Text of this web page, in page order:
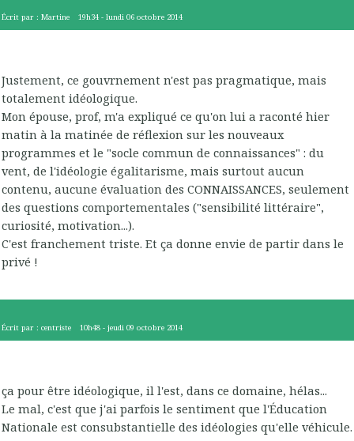
Écrit par : Martine 19h34 -lundi 06 octobre 2014
Justement, ce gouvrnement n'est pas pragmatique, mais
totalement idéologique.
Mon épouse, prof, m'a expliqué ce qu'on lui a raconté hier
matin à la matinée de réflexion sur les nouveaux
programmes et le "socle commun de connaissances" : du
vent, de l'idéologie égalitarisme, mais surtout aucun
contenu, aucune évaluation des CONNAISSANCES, seulement
des questions comportementales ("sensibilité littéraire",
curiosité, motivation...).
C'est franchement triste. Et ça donne envie de partir dans le
privé !
Écrit par : centriste 10h48 -jeudi 09 octobre 2014
ça pour être idéologique, il l'est, dans ce domaine, hélas...
Le mal, c'est que j'ai parfois le sentiment que l'Éducation
Nationale est consubstantielle des idéologies qu'elle véhicule.